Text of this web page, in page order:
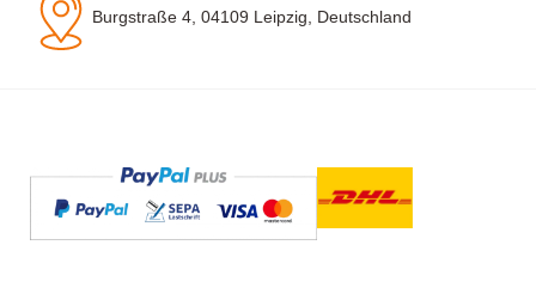
Burgstraße 4, 04109 Leipzig, Deutschland